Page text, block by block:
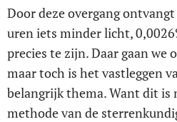
Door deze overgang
uren iets minder licht,
precies te zijn. Daar gaan we
maar toch is het vastleggen
belangrijk thema. Want dit is
methode van de